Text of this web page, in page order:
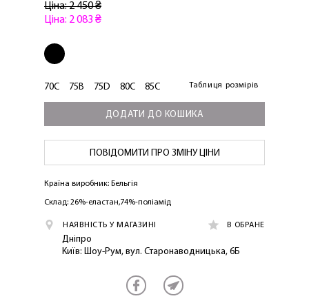
Ціна: 2 450 ₴
Ціна: 2 083 ₴
70C 75B 75D 80C 85C Таблиця розмірів
ДОДАТИ ДО КОШИКА
ПОВІДОМИТИ ПРО ЗМІНУ ЦІНИ
Країна виробник: Бельгія
Склад: 26%-еластан,74%-поліамід
НАЯВНІСТЬ У МАГАЗИНІ В ОБРАНЕ
Дніпро
Київ: Шоу-Рум, вул. Старонаводницька, 6Б